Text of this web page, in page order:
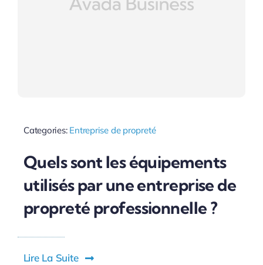
Categories: Entreprise de propreté
Quels sont les équipements
utilisés par une entreprise de
propreté professionnelle ?
Lire La Suite